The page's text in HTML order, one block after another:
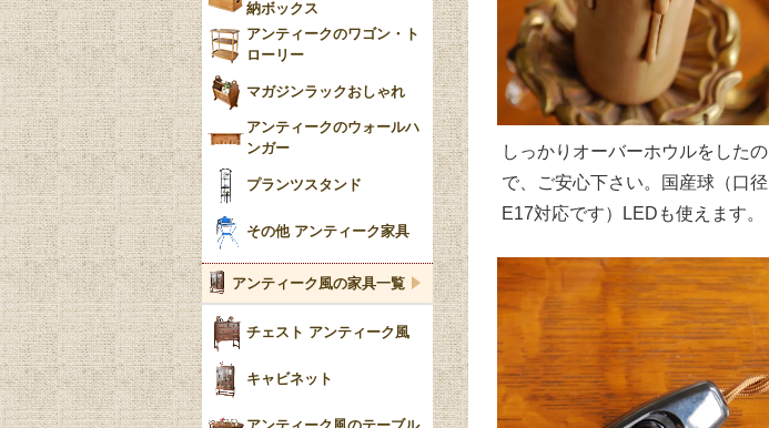
しっかりオーバーホウルをしたの
で、ご安心下さい。国産球（口径
E17対応です）LEDも使えます。
納ボックス
アンティークのワゴン・ト
ローリー
マガジンラックおしゃれ
アンティークのウォールハ
ンガー
プランツスタンド
その他 アンティーク家具
アンティーク風の家具一覧
チェスト アンティーク風
キャビネット